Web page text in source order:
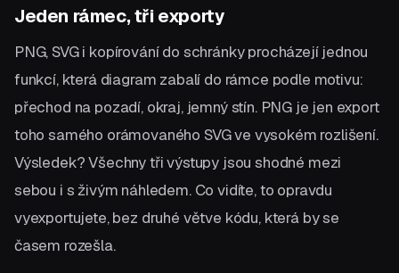
Jeden rámec, tři exporty
PNG, SVG i kopírování do schránky procházejí jednou
funkcí, která diagram zabalí do rámce podle motivu:
přechod na pozadí, okraj, jemný stín. PNG je jen export
toho samého orámovaného SVG ve vysokém rozlišení.
Výsledek? Všechny tři výstupy jsou shodné mezi
sebou i s živým náhledem. Co vidíte, to opravdu
vyexportujete, bez druhé větve kódu, která by se
časem rozešla.